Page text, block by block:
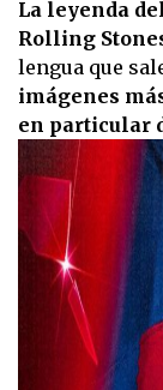
La leyenda
Rolling
lengua que
imágenes
en particular